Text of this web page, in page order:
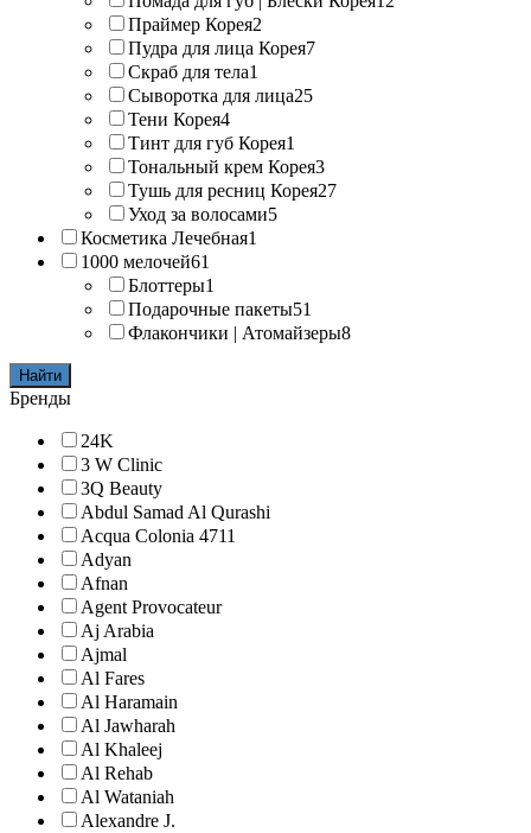
Праймер Корея2
Пудра для лица Корея7
Скраб для тела1
Сыворотка для лица25
Тени Корея4
Тинт для губ Корея1
Тональный крем Корея3
Тушь для ресниц Корея27
Уход за волосами5
Косметика Лечебная1
1000 мелочей61
Блоттеры1
Подарочные пакеты51
Флакончики | Атомайзеры8
Найти
Бренды
24K
3 W Clinic
3Q Beauty
Abdul Samad Al Qurashi
Acqua Colonia 4711
Adyan
Afnan
Agent Provocateur
Aj Arabia
Ajmal
Al Fares
Al Haramain
Al Jawharah
Al Khaleej
Al Rehab
Al Wataniah
Alexandre J.